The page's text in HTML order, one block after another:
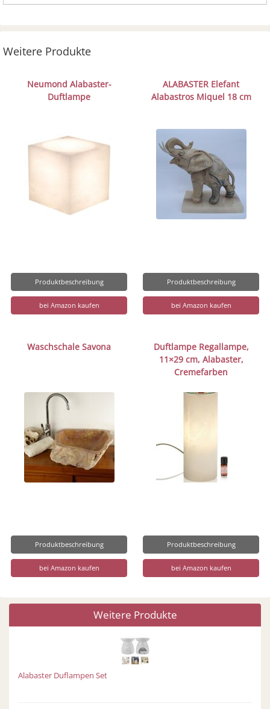
Weitere Produkte
Neumond Alabaster-
Duftlampe
Produktbeschreibung
bei Amazon kaufen
ALABASTER Elefant
Alabastros Miquel 18 cm
Produktbeschreibung
bei Amazon kaufen
Waschschale Savona
Produktbeschreibung
bei Amazon kaufen
Duftlampe Regallampe,
11×29 cm, Alabaster,
Cremefarben
Produktbeschreibung
bei Amazon kaufen
Weitere Produkte
Alabaster Duflampen Set